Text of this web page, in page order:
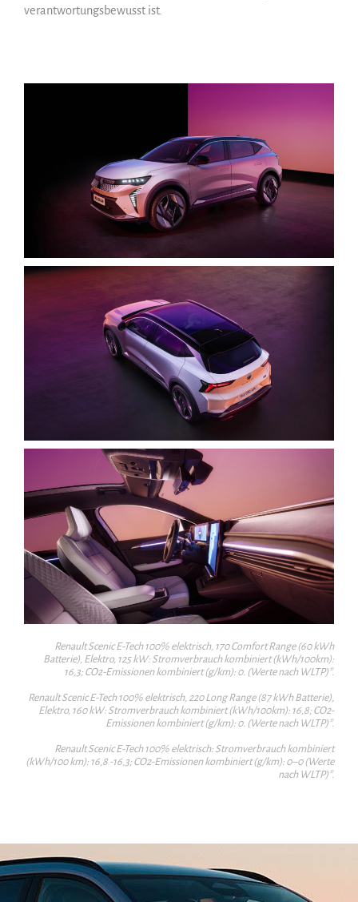
verantwortungsbewusst ist.
Renault Scenic E-Tech 100% elektrisch, 170 Comfort Range (60 kWh
Batterie), Elektro, 125 kW: Stromverbrauch kombiniert (kWh/100km):
16,3; CO2-Emissionen kombiniert (g/km): 0. (Werte nach WLTP)*.
Renault Scenic E-Tech 100% elektrisch, 220 Long Range (87 kWh Batterie),
Elektro, 160 kW: Stromverbrauch kombiniert (kWh/100km): 16,8; CO2-
Emissionen kombiniert (g/km): 0. (Werte nach WLTP)*.
Renault Scenic E-Tech 100% elektrisch: Stromverbrauch kombiniert
(kWh/100 km): 16,8 -16,3; CO2-Emissionen kombiniert (g/km): 0–0 (Werte
nach WLTP)*.